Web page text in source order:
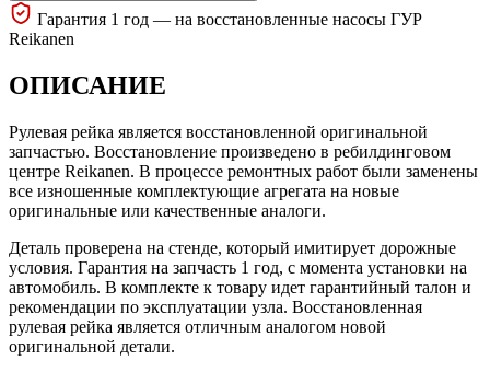
Гарантия 1 год — на восстановленные насосы ГУР
Reikanen
ОПИСАНИЕ
Рулевая рейка является восстановленной оригинальной
запчастью. Восстановление произведено в ребилдинговом
центре Reikanen. В процессе ремонтных работ были заменены
все изношенные комплектующие агрегата на новые
оригинальные или качественные аналоги.
Деталь проверена на стенде, который имитирует дорожные
условия. Гарантия на запчасть 1 год, с момента установки на
автомобиль. В комплекте к товару идет гарантийный талон и
рекомендации по эксплуатации узла. Восстановленная
рулевая рейка является отличным аналогом новой
оригинальной детали.